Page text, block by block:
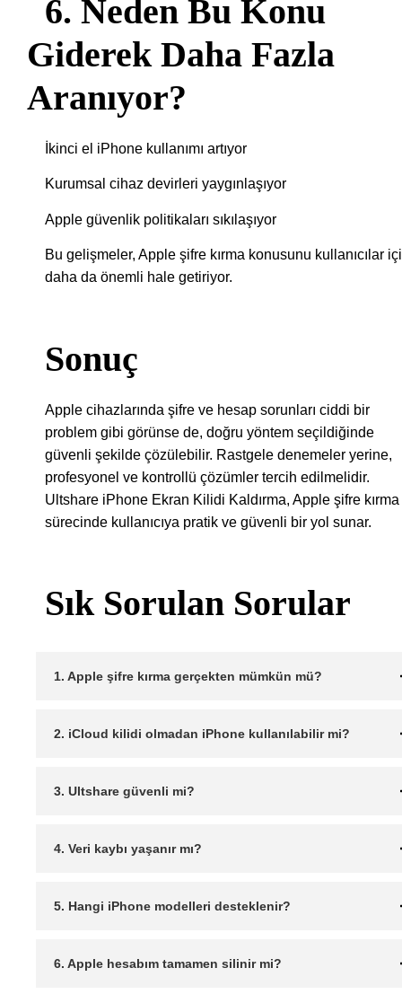
6. Neden Bu Konu
Giderek Daha Fazla
Aranıyor?
İkinci el iPhone kullanımı artıyor
Kurumsal cihaz devirleri yaygınlaşıyor
Apple güvenlik politikaları sıkılaşıyor
Bu gelişmeler, Apple şifre kırma konusunu kullanıcılar
daha da önemli hale getiriyor.
Sonuç
Apple cihazlarında şifre ve hesap sorunları ciddi bir
problem gibi görünse de, doğru yöntem seçildiğinde
güvenli şekilde çözülebilir. Rastgele denemeler yerine,
profesyonel ve kontrollü çözümler tercih edilmelidir.
Ultshare iPhone Ekran Kilidi Kaldırma, Apple şifre kırma
sürecinde kullanıcıya pratik ve güvenli bir yol sunar.
Sık Sorulan Sorular
1. Apple şifre kırma gerçekten mümkün mü?
2. iCloud kilidi olmadan iPhone kullanılabilir mi?
3. Ultshare güvenli mi?
4. Veri kaybı yaşanır mı?
5. Hangi iPhone modelleri desteklenir?
6. Apple hesabım tamamen silinir mi?